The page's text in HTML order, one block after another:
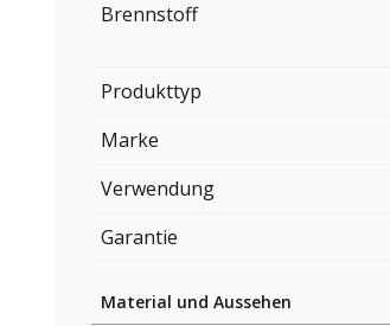
Brennstoff
Produkttyp
Marke
Verwendung
Garantie
Material und Aussehen